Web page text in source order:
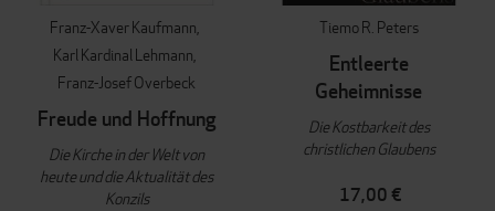
Franz-Xaver Kaufmann
Karl Kardinal Lehmann
Franz-Josef Overbeck
Freude und Hoffnung
Die Kirche in der Welt von
heute und die Aktualität des
Konzils
Tiemo R. Peters
Entleerte
Geheimnisse
Die Kostbarkeit des
christlichen Glaubens
17,00 €